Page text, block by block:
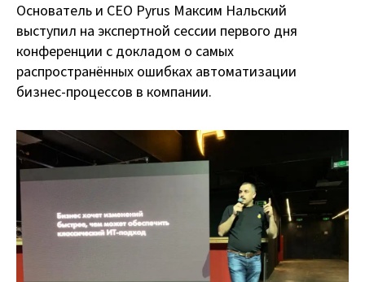
Основатель и CEO Pyrus Максим Нальский
выступил на экспертной сессии первого дня
конференции с докладом о самых
распространённых ошибках автоматизации
бизнес-процессов в компании.